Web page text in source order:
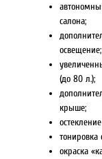
салона;
освещение;
(до 80 л.);
крыше;
тонировка
окраска